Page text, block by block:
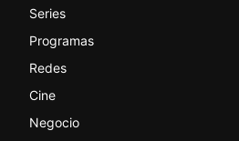
Series
Programas
Redes
Cine
Negocio